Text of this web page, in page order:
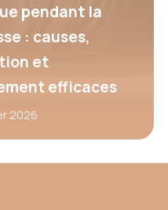
pendant la
: causes,
et
efficaces
2026